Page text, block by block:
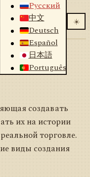
Русский
中文
Deutsch
Español
日本語
Português
☀️
создавать
их на истории
торговле.
виды создания